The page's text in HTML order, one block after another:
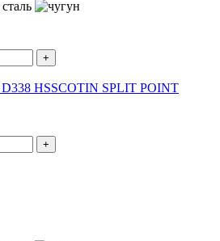
+
HSSCOTIN SPLIT POINT
+